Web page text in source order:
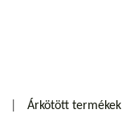
Árkötött termékek